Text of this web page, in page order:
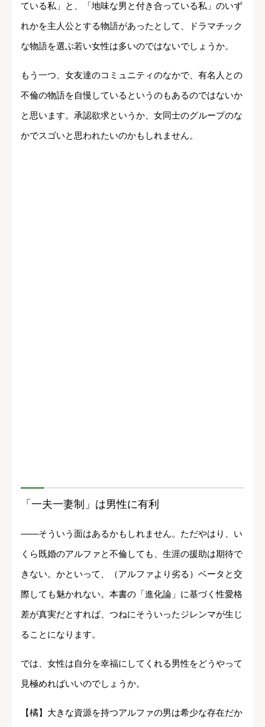
ている私」と、「地味な男と付き合っている私」のいず
れかを主人公とする物語があったとして、ドラマチック
な物語を選ぶ若い女性は多いのではないでしょうか。
もう一つ、女友達のコミュニティのなかで、有名人との
不倫の物語を自慢しているというのもあるのではないか
と思います。承認欲求というか、女同士のグループのな
かでスゴいと思われたいのかもしれません。
「一夫一妻制」は男性に有利
――そういう面はあるかもしれません。ただやはり、い
くら既婚のアルファと不倫しても、生涯の援助は期待で
きない。かといって、（アルファより劣る）ベータと交
際しても魅かれない。本書の「進化論」に基づく性愛格
差が真実だとすれば、つねにそういったジレンマが生じ
ることになります。
では、女性は自分を幸福にしてくれる男性をどうやって
見極めればいいのでしょうか。
【橘】大きな資源を持つアルファの男は希少な存在だか